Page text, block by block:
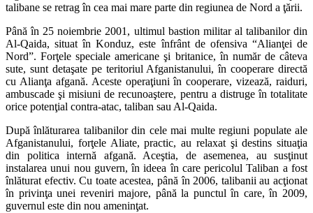
talibane se retrag în cea mai mare parte din regiunea de Nord a ţării.
Până în 25 noiembrie 2001, ultimul bastion militar al talibanilor din
Al-Qaida, situat în Konduz, este înfrânt de ofensiva “Alianţei de
Nord”. Forţele speciale americane şi britanice, în număr de câteva
sute, sunt detaşate pe teritoriul Afganistanului, în cooperare directă
cu Alianţa afgană. Aceste operaţiuni în cooperare, vizează, raiduri,
ambuscade şi misiuni de recunoaştere, pentru a distruge în totalitate
orice potenţial contra-atac, taliban sau Al-Qaida.
După înlăturarea talibanilor din cele mai multe regiuni populate ale
Afganistanului, forţele Aliate, practic, au relaxat şi destins situaţia
din politica internă afgană. Aceştia, de asemenea, au susţinut
instalarea unui nou guvern, în ideea în care pericolul Taliban a fost
înlăturat efectiv. Cu toate acestea, până în 2006, talibanii au acţionat
în privinţa unei reveniri majore, până la punctul în care, în 2009,
guvernul este din nou ameninţat.